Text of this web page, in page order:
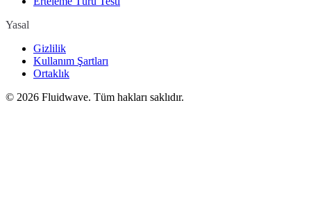
Yasal
Gizlilik
Kullanım Şartları
Ortaklık
© 2026 Fluidwave. Tüm hakları saklıdır.